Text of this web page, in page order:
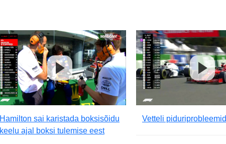
Hamilton sai karistada boksisõidu
keelu ajal boksi tulemise eest
Vetteli piduriprobleemid